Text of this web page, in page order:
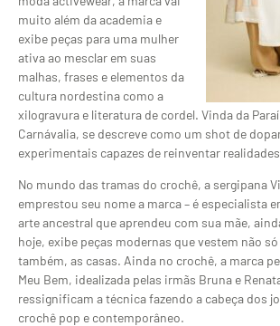
muito além da academia e
exibe peças para uma mulher
ativa ao mesclar em suas
malhas, frases e elementos da
cultura nordestina como a
xilogravura e literatura de cordel. Vinda da
Carnávalia, se descreve como um shot de
experimentais capazes de reinventar
No mundo das tramas do crochê, a sergipana
emprestou seu nome a marca – é especialista
arte ancestral que aprendeu com sua mãe,
hoje, exibe peças modernas que vestem não
também, as casas. Ainda no crochê, a marca
Meu Bem, idealizada pelas irmãs Bruna e
ressignificam a técnica fazendo a cabeça dos
crochê pop e contemporâneo.